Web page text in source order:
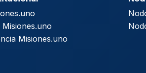
Misiones.uno
Misiones.uno